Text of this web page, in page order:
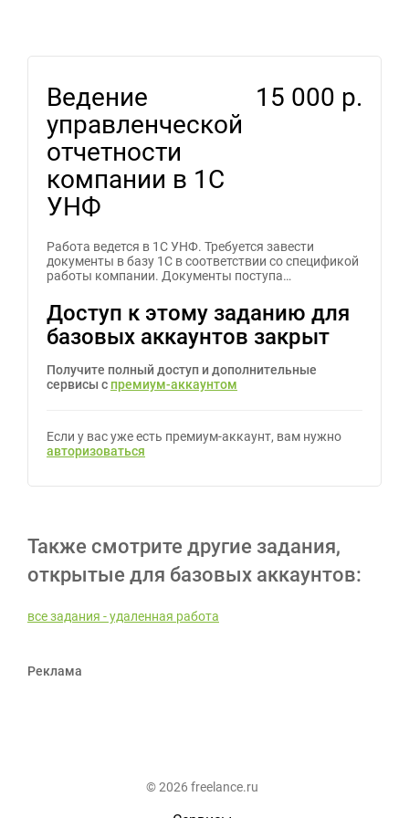
Ведение
управленческой
отчетности
компании в 1С
УНФ
15 000 р.
Работа ведется в 1С УНФ. Требуется завести
документы в базу 1С в соответствии со спецификой
работы компании. Документы поступа…
Доступ к этому заданию для
базовых аккаунтов закрыт
Получите полный доступ и дополнительные
сервисы с премиум-аккаунтом
Если у вас уже есть премиум-аккаунт, вам нужно
авторизоваться
Также смотрите другие задания,
открытые для базовых аккаунтов:
все задания - удаленная работа
Реклама
© 2026 freelance.ru